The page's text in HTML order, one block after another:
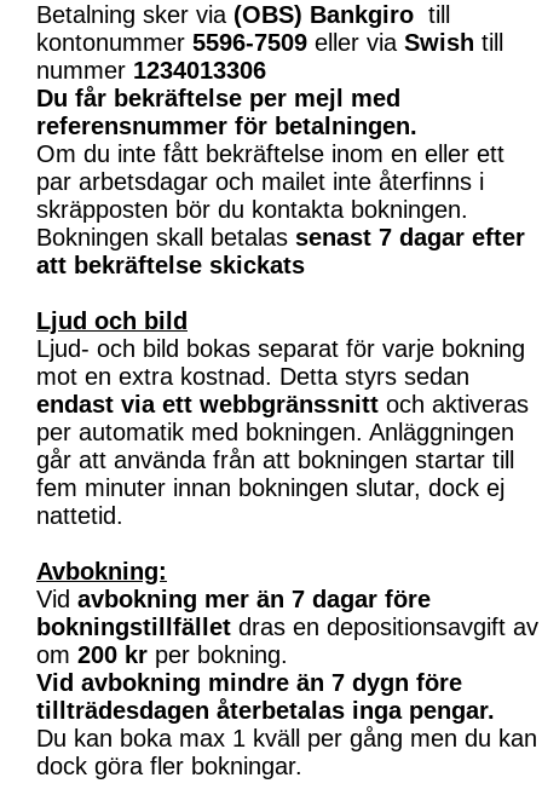
Betalning sker via (OBS) Bankgiro till
kontonummer 5596-7509 eller via Swish till
nummer 1234013306
Du får bekräftelse per mejl med
referensnummer för betalningen.
Om du inte fått bekräftelse inom en eller ett
par arbetsdagar och mailet inte återfinns i
skräpposten bör du kontakta bokningen.
Bokningen skall betalas senast 7 dagar efter
att bekräftelse skickats
Ljud och bild
Ljud- och bild bokas separat för varje bokning
mot en extra kostnad. Detta styrs sedan
endast via ett webbgränssnitt och aktiveras
per automatik med bokningen. Anläggningen
går att använda från att bokningen startar till
fem minuter innan bokningen slutar, dock ej
nattetid.
Avbokning:
Vid avbokning mer än 7 dagar före
bokningstillfället dras en depositionsavgift av
om 200 kr per bokning.
Vid avbokning mindre än 7 dygn före
tillträdesdagen återbetalas inga pengar.
Du kan boka max 1 kväll per gång men du kan
dock göra fler bokningar.